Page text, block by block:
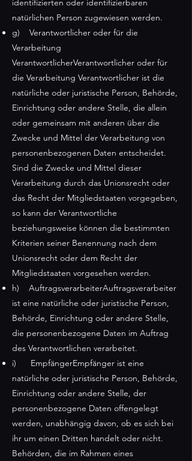
identifizierten oder identifizierbaren
natürlichen Person zugewiesen werden.
g) Verantwortlicher oder für die
Verarbeitung
VerantwortlicherVerantwortlicher oder für
die Verarbeitung Verantwortlicher ist die
natürliche oder juristische Person, Behörde,
Einrichtung oder andere Stelle, die allein
oder gemeinsam mit anderen über die
Zwecke und Mittel der Verarbeitung von
personenbezogenen Daten entscheidet.
Sind die Zwecke und Mittel dieser
Verarbeitung durch das Unionsrecht oder
das Recht der Mitgliedstaaten vorgegeben,
so kann der Verantwortliche
beziehungsweise können die bestimmten
Kriterien seiner Benennung nach dem
Unionsrecht oder dem Recht der
Mitgliedstaaten vorgesehen werden.
h) AuftragsverarbeiterAuftragsverarbeiter
ist eine natürliche oder juristische Person,
Behörde, Einrichtung oder andere Stelle,
die personenbezogene Daten im Auftrag
des Verantwortlichen verarbeitet.
i) EmpfängerEmpfänger ist eine
natürliche oder juristische Person, Behörde,
Einrichtung oder andere Stelle, der
personenbezogene Daten offengelegt
werden, unabhängig davon, ob es sich bei
ihr um einen Dritten handelt oder nicht.
Behörden, die im Rahmen eines